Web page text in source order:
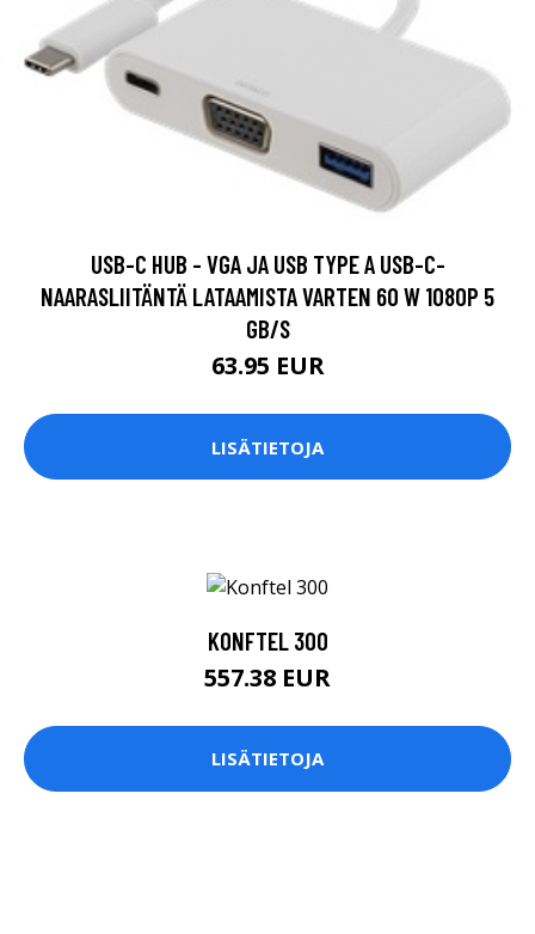
USB-C HUB - VGA JA USB TYPE A USB-C-
NAARASLIITÄNTÄ LATAAMISTA VARTEN 60 W 1080P 5
GB/S
63.95 EUR
LISÄTIETOJA
KONFTEL 300
557.38 EUR
LISÄTIETOJA